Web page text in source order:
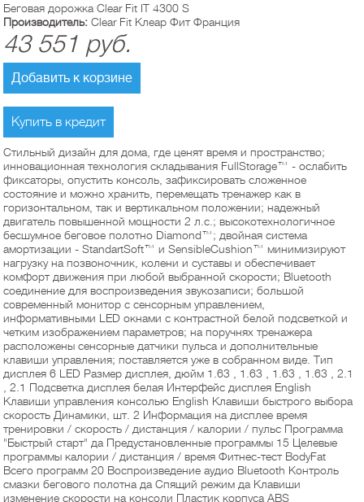
Беговая дорожка Clear Fit IT 4300 S
Производитель: Clear Fit Клеар Фит Франция
43 551 руб.
Добавить к корзине
Купить в кредит
Стильный дизайн для дома, где ценят время и пространство;
инновационная технология складывания FullStorage™ - ослабить
фиксаторы, опустить консоль, зафиксировать сложенное
состояние и можно хранить, перемещать тренажер как в
горизонтальном, так и вертикальном положении; надежный
двигатель повышенной мощности 2 л.с.; высокотехнологичное
бесшумное беговое полотно Diamond™; двойная система
амортизации - StandartSoft™ и SensibleCushion™ минимизируют
нагрузку на позвоночник, колени и суставы и обеспечивает
комфорт движения при любой выбранной скорости; Bluetooth
соединение для воспроизведения звукозаписи; большой
современный монитор с сенсорным управлением,
информативными LED окнами с контрастной белой подсветкой и
четким изображением параметров; на поручнях тренажера
расположены сенсорные датчики пульса и дополнительные
клавиши управления; поставляется уже в собранном виде. Тип
дисплея 6 LED Размер дисплея, дюйм 1.63 , 1.63 , 1.63 , 1.63 , 2.1
, 2.1 Подсветка дисплея белая Интерфейс дисплея English
Клавиши управления консолью English Клавиши быстрого выбора
скорость Динамики, шт. 2 Информация на дисплее время
тренировки / скорость / дистанция / калории / пульс Программа
"Быстрый старт" да Предустановленные программы 15 Целевые
программы калории / дистанция / время Фитнес-тест BodyFat
Всего программ 20 Воспроизведение аудио Bluetooth Контроль
смазки бегового полотна да Спящий режим да Клавиши
изменение скорости на консоли Пластик корпуса ABS